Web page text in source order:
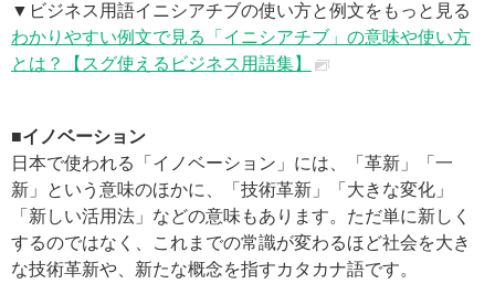
▼ビジネス用語イニシアチブの使い方と例文をもっと見る
わかりやすい例文で見る「イニシアチブ」の意味や使い方
とは？【スグ使えるビジネス用語集】
■イノベーション
日本で使われる「イノベーション」には、「革新」「一
新」という意味のほかに、「技術革新」「大きな変化」
「新しい活用法」などの意味もあります。ただ単に新しく
するのではなく、これまでの常識が変わるほど社会を大き
な技術革新や、新たな概念を指すカタカナ語です。